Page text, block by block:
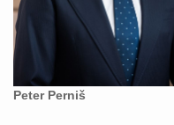
Peter Perniš